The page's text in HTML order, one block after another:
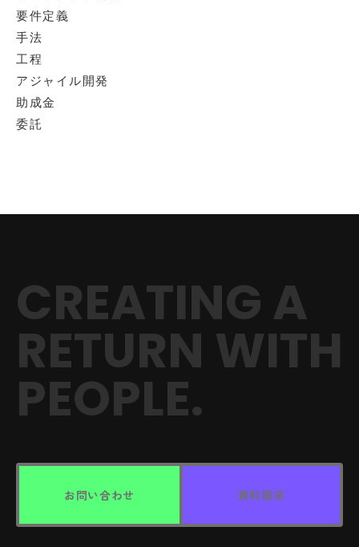
要件定義
手法
工程
アジャイル開発
助成金
委託
CREATING A
RETURN WITH
PEOPLE.
お問い合わせ 資料請求